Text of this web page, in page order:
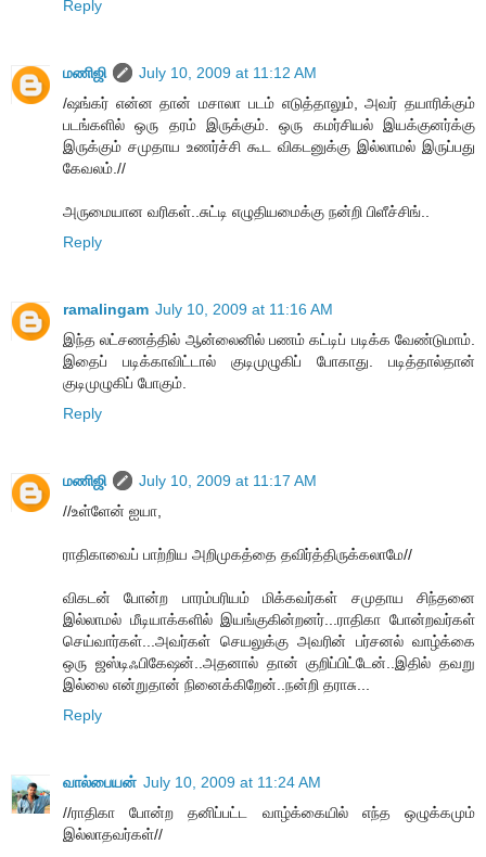
Reply
மணிஜி
July 10, 2009 at 11:12 AM
/ஷங்கர் என்ன தான் மசாலா படம் எடுத்தாலும், அவர் தயாரிக்கும்
படங்களில் ஒரு தரம் இருக்கும். ஒரு கமர்சியல் இயக்குனர்க்கு
இருக்கும் சமுதாய உணர்ச்சி கூட விகடனுக்கு இல்லாமல் இருப்பது
கேவலம்.//
அருமையான வரிகள்..சுட்டி எழுதியமைக்கு நன்றி பிளீச்சிங்..
Reply
ramalingam July 10, 2009 at 11:16 AM
இந்த லட்சணத்தில் ஆன்லைனில் பணம் கட்டிப் படிக்க வேண்டுமாம்.
இதைப் படிக்காவிட்டால் குடிமுழுகிப் போகாது. படித்தால்தான்
குடிமுழுகிப் போகும்.
Reply
மணிஜி
July 10, 2009 at 11:17 AM
//உள்ளேன் ஐயா,
ராதிகாவைப் பாற்றிய அறிமுகத்தை தவிர்த்திருக்கலாமே//
விகடன் போன்ற பாரம்பரியம் மிக்கவர்கள் சமுதாய சிந்தனை
இல்லாமல் மீடியாக்களில் இயங்குகின்றனர்...ராதிகா போன்றவர்கள்
செய்வார்கள்...அவர்கள் செயலுக்கு அவரின் பர்சனல் வாழ்க்கை
ஒரு ஜஸ்டிஃபிகேஷன்..அதனால் தான் குறிப்பிட்டேன்..இதில் தவறு
இல்லை என்றுதான் நினைக்கிறேன்..நன்றி தராசு...
Reply
வால்பையன் July 10, 2009 at 11:24 AM
//ராதிகா போன்ற தனிப்பட்ட வாழ்க்கையில் எந்த ஒழுக்கமும்
இல்லாதவர்கள்//